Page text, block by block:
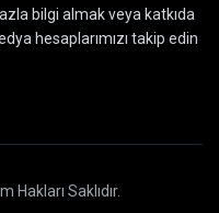
bilgi almak veya katkıda
hesaplarımızı takip edin
Hakları Saklıdır.